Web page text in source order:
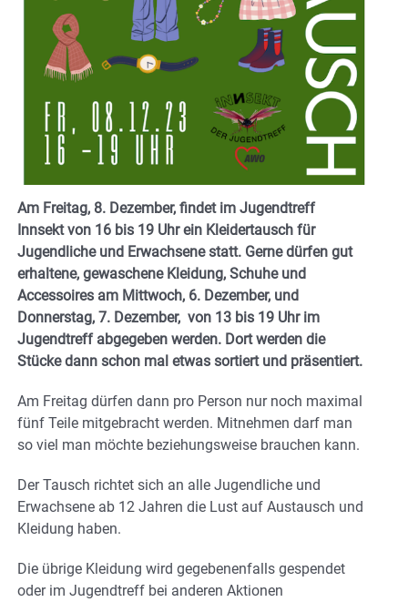
Am Freitag, 8. Dezember, findet im Jugendtreff
Innsekt von 16 bis 19 Uhr ein Kleidertausch für
Jugendliche und Erwachsene statt. Gerne dürfen gut
erhaltene, gewaschene Kleidung, Schuhe und
Accessoires am Mittwoch, 6. Dezember, und
Donnerstag, 7. Dezember, von 13 bis 19 Uhr im
Jugendtreff abgegeben werden. Dort werden die
Stücke dann schon mal etwas sortiert und präsentiert.
Am Freitag dürfen dann pro Person nur noch maximal
fünf Teile mitgebracht werden. Mitnehmen darf man
so viel man möchte beziehungsweise brauchen kann.
Der Tausch richtet sich an alle Jugendliche und
Erwachsene ab 12 Jahren die Lust auf Austausch und
Kleidung haben.
Die übrige Kleidung wird gegebenenfalls gespendet
oder im Jugendtreff bei anderen Aktionen